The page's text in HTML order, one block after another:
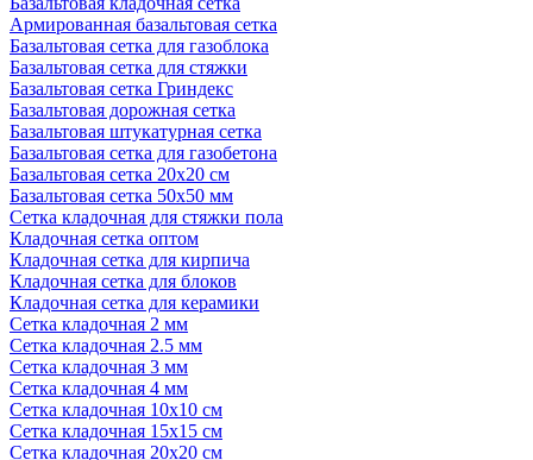
Армированная базальтовая сетка
Базальтовая сетка для газоблока
Базальтовая сетка для стяжки
Базальтовая сетка Гриндекс
Базальтовая дорожная сетка
Базальтовая штукатурная сетка
Базальтовая сетка для газобетона
Базальтовая сетка 20x20 см
Базальтовая сетка 50x50 мм
Сетка кладочная для стяжки пола
Кладочная сетка оптом
Кладочная сетка для кирпича
Кладочная сетка для блоков
Кладочная сетка для керамики
Сетка кладочная 2 мм
Сетка кладочная 2.5 мм
Сетка кладочная 3 мм
Сетка кладочная 4 мм
Сетка кладочная 10x10 см
Сетка кладочная 15x15 см
Сетка кладочная 20x20 см